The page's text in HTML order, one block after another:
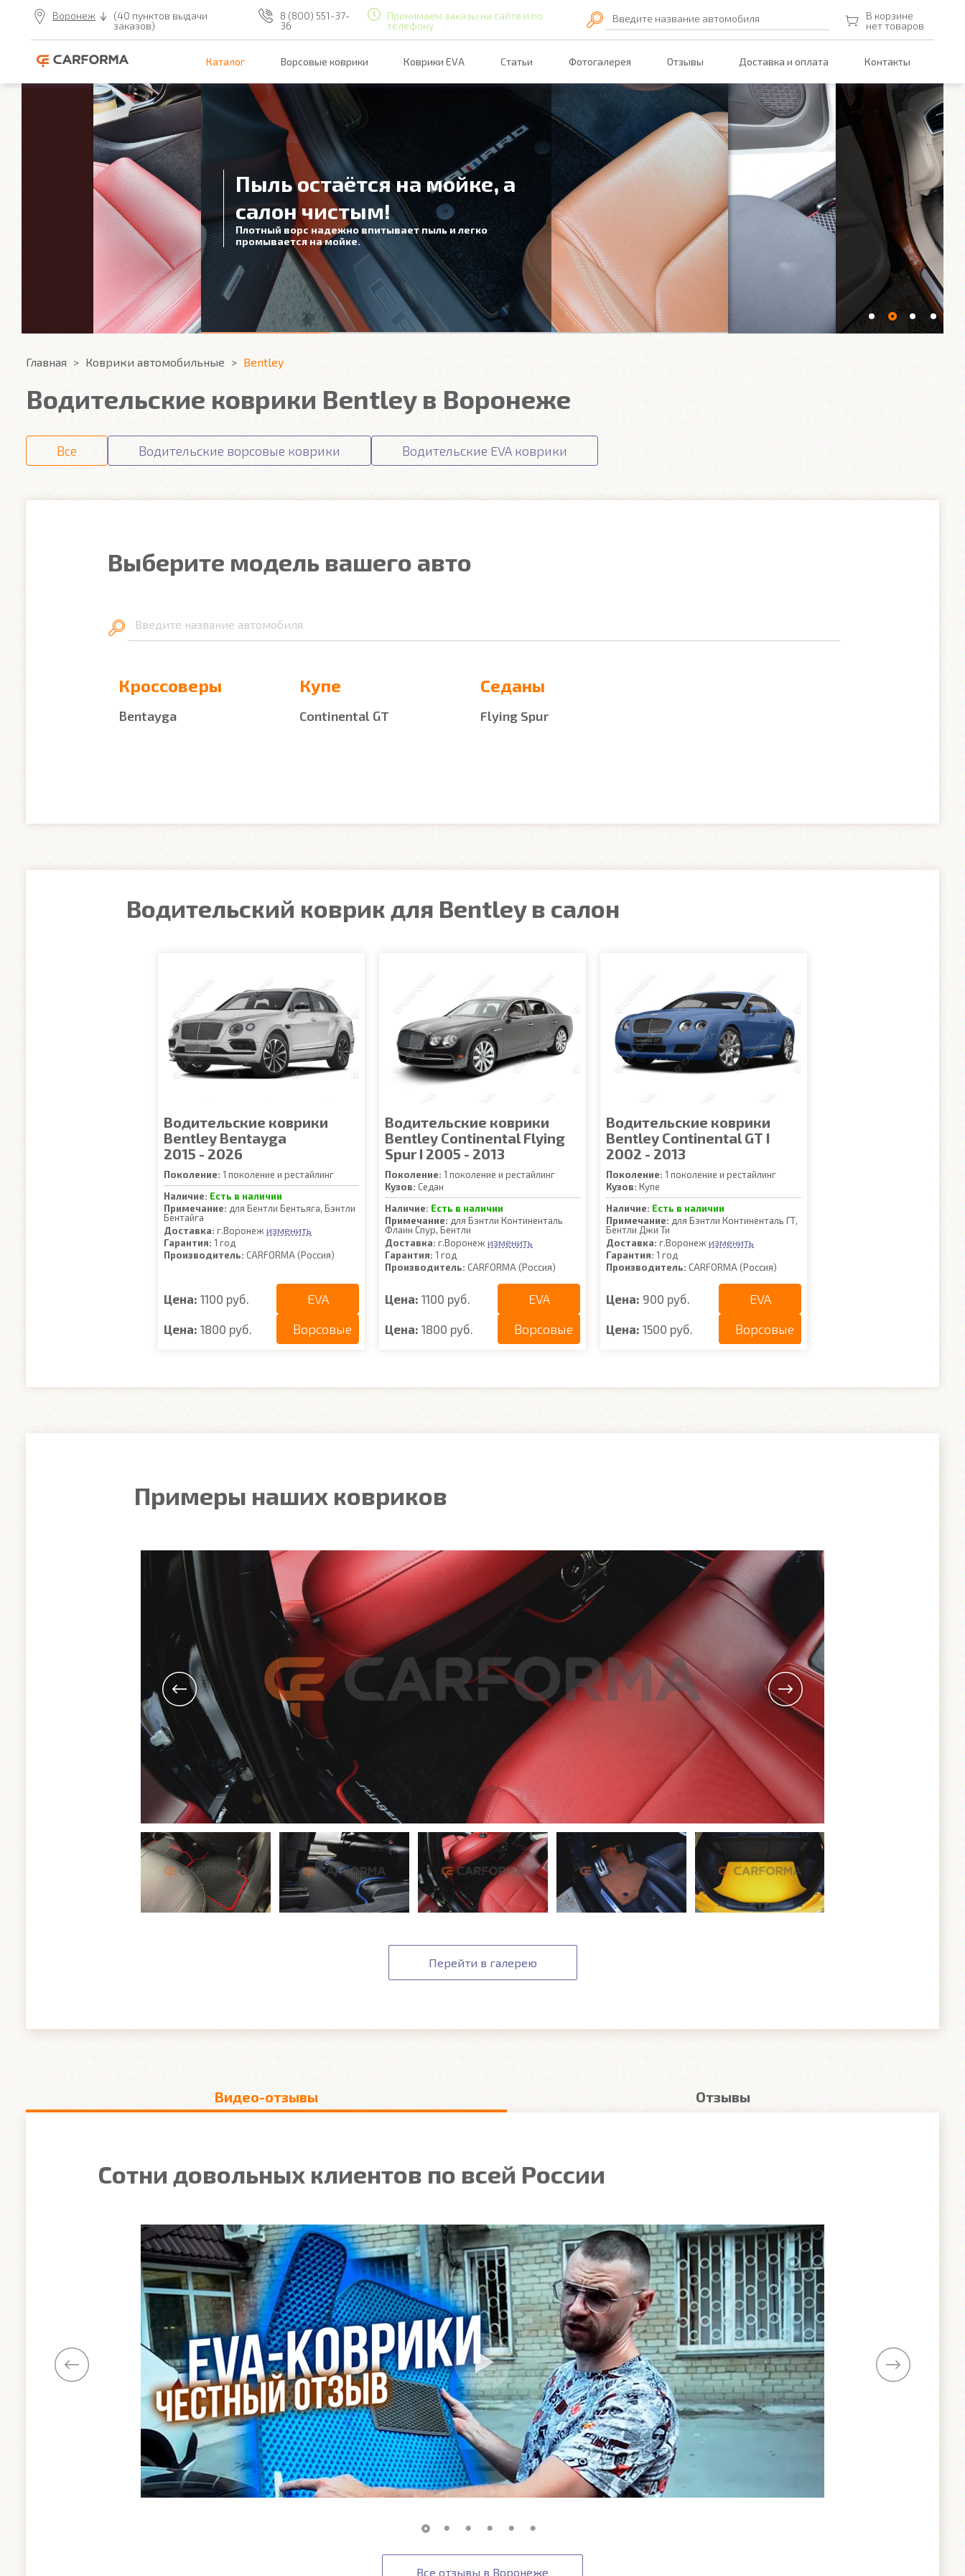
Воронеж
(40 пунктов выдачи
заказов)
8 (800) 551-37-
36
Принимаем заказы на сайте и по
телефону
Введите название автомобиля
В корзине
нет товаров
Каталог Ворсовые коврики Коврики EVA Статьи Фотогалерея Отзывы Доставка и оплата Контакты
Пыль остаётся на мойке, а
салон чистым!
Плотный ворс надежно впитывает пыль и легко
промывается на мойке.
Главная Коврики автомобильные Bentley
Водительские коврики Bentley в Воронеже
Все Водительские ворсовые коврики Водительские EVA коврики
Выберите модель вашего авто
Введите название автомобиля
Кроссоверы
Bentayga
Купе
Continental GT
Седаны
Flying Spur
Водительский коврик для Bentley в салон
Водительские коврики
Bentley Bentayga
2015 - 2026
Поколение: 1 поколение и рестайлинг
Наличие: Есть в наличии
Примечание: для Бентли Бентьяга, Бэнтли
Бентайга
Доставка: г.Воронеж изменить
Гарантия: 1 год
Производитель: CARFORMA (Россия)
Цена: 1100 руб. EVA
Цена: 1800 руб. Ворсовые
Водительские коврики
Bentley Continental Flying
Spur I 2005 - 2013
Поколение: 1 поколение и рестайлинг
Кузов: Седан
Наличие: Есть в наличии
Примечание: для Бэнтли Континенталь
Флаин Спур, Бентли
Доставка: г.Воронеж изменить
Гарантия: 1 год
Производитель: CARFORMA (Россия)
Цена: 1100 руб. EVA
Цена: 1800 руб. Ворсовые
Водительские коврики
Bentley Continental GT I
2002 - 2013
Поколение: 1 поколение и рестайлинг
Кузов: Купе
Наличие: Есть в наличии
Примечание: для Бэнтли Континенталь ГТ,
Бентли Джи Ти
Доставка: г.Воронеж изменить
Гарантия: 1 год
Производитель: CARFORMA (Россия)
Цена: 900 руб. EVA
Цена: 1500 руб. Ворсовые
Примеры наших ковриков
Перейти в галерею
Видео-отзывы Отзывы
Сотни довольных клиентов по всей России
Все отзывы в Воронеже